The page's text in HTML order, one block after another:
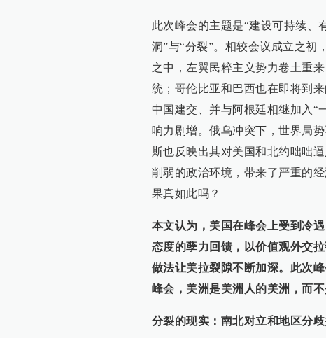
此次峰会的主题是“建设可持续、
洞”与“分裂”。相较会议成立之初
之中，左翼民粹主义势力卷土重
统；哥伦比亚和巴西也在即将到
中国建交、并与阿根廷相继加入“
响力剧增。俄乌冲突下，世界局
斯也反映出其对美国和北约咄咄
削弱的政治环境，带来了严重的
果真如此吗？
本文认为，美国在峰会上受到冷
态度的孽力回馈，以价值观外交
做法让美拉裂隙不断加深。此次
峰会，美洲是美洲人的美洲，而不
分裂的现实：南北对立和地区分